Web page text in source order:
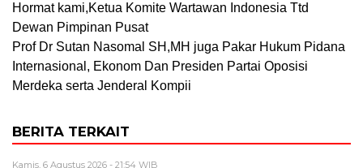
Hormat kami,Ketua Komite Wartawan Indonesia Ttd
Dewan Pimpinan Pusat
Prof Dr Sutan Nasomal SH,MH juga Pakar Hukum Pidana
Internasional, Ekonom Dan Presiden Partai Oposisi
Merdeka serta Jenderal Kompii
BERITA TERKAIT
Kamis, 6 Agustus 2026 - 21:54 WIB